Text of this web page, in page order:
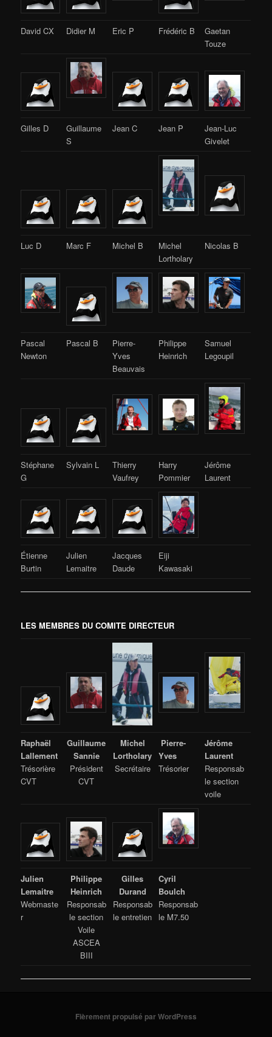
David CX Didier M Eric P Frédéric B
Gaetan
Touze
Gilles D
Guillaume
S
Jean C Jean P
Jean-Luc
Givelet
Luc D Marc F Michel B
Michel
Lortholary
Nicolas B
Pascal
Newton
Pascal B
Pierre-
Yves
Beauvais
Philippe
Heinrich
Samuel
Legoupil
Stéphane
G
Sylvain L
Thierry
Vaufrey
Harry
Pommier
Jérôme
Laurent
Étienne
Burtin
Julien
Lemaitre
Jacques
Daude
Eiji
Kawasaki
LES MEMBRES DU COMITE DIRECTEUR
Raphaël
Lallement
Trésorière
CVT
Guillaume
Sannie
Président
CVT
Michel
Lortholary
Secrétaire
Pierre-
Yves
Trésorier
Jérôme
Laurent
Responsab
le section
voile
Julien
Lemaitre
Webmaste
r
Philippe
Heinrich
Responsab
le section
Voile
ASCEA
BIII
Gilles
Durand
Responsab
le entretien
Cyril
Boulch
Responsab
le M7.50
Fièrement propulsé par WordPress